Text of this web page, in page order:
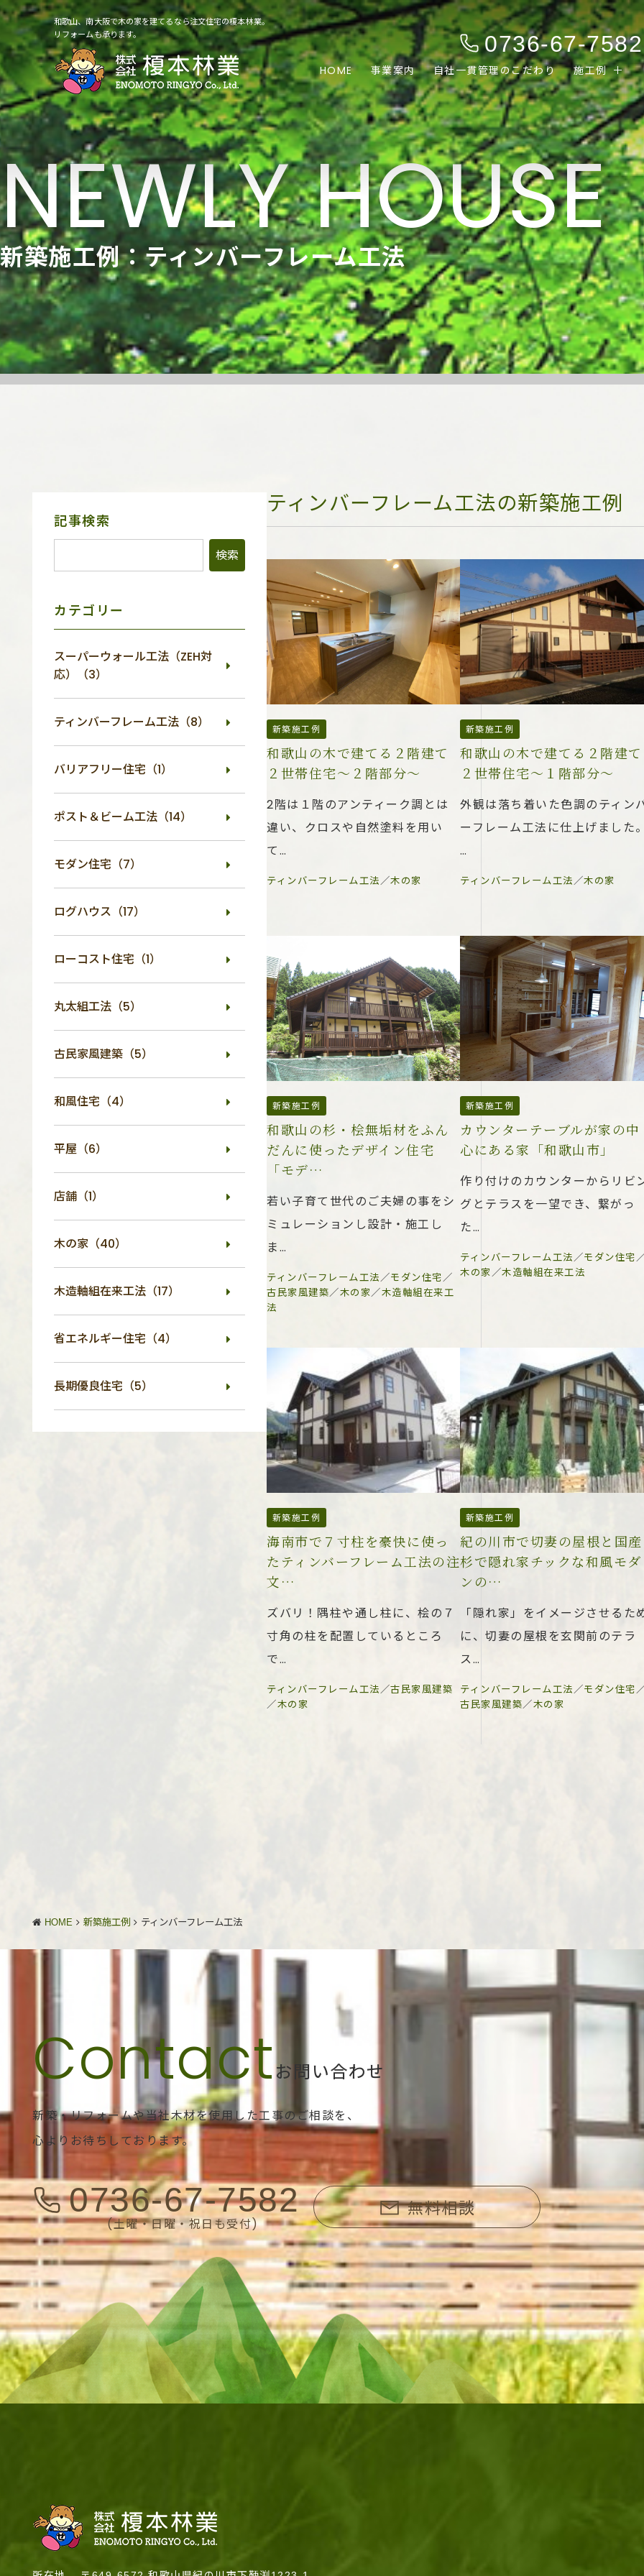
和歌山、南大阪で木の家を建てるなら注文住宅の榎本林業。
リフォームも承ります。
0736-67-7582
HOME 事業案内 自社一貫管理のこだわり 施工例
新築施工例：ティンバーフレーム工法
ティンバーフレーム工法の新築施工例
新築施工例
和歌山の木で建てる２階建て
２世帯住宅～２階部分～
2階は１階のアンティーク調とは
違い、クロスや自然塗料を用い
て…
ティンバーフレーム工法／木の家
新築施工例
和歌山の木で建てる２階建て
２世帯住宅～１階部分～
外観は落ち着いた色調のティン
ーフレーム工法に仕上げました
…
ティンバーフレーム工法／木の家
新築施工例
和歌山の杉・桧無垢材をふん
だんに使ったデザイン住宅
「モデ…
若い子育て世代のご夫婦の事をシ
ミュレーションし設計・施工し
ま…
ティンバーフレーム工法／モダン住宅／
古民家風建築／木の家／木造軸組在来工
法
新築施工例
カウンターテーブルが家の中
心にある家「和歌山市」
作り付けのカウンターからリビ
グとテラスを一望でき、繋がっ
た…
ティンバーフレーム工法／モダン住宅
木の家／木造軸組在来工法
新築施工例
海南市で７寸柱を豪快に使っ
たティンバーフレーム工法の注
文…
ズバリ！隅柱や通し柱に、桧の７
寸角の柱を配置しているところ
で…
ティンバーフレーム工法／古民家風建築
／木の家
新築施工例
紀の川市で切妻の屋根と国産
杉で隠れ家チックな和風モダ
ンの…
「隠れ家」をイメージさせるた
に、切妻の屋根を玄関前のテラ
ス…
ティンバーフレーム工法／モダン住宅
古民家風建築／木の家
サ
ニ
記事検索
カテゴリー
スーパーウォール工法（ZEH対
応）（3）
ティンバーフレーム工法（8）
バリアフリー住宅（1）
ポスト＆ビーム工法（14）
モダン住宅（7）
ログハウス（17）
ローコスト住宅（1）
丸太組工法（5）
古民家風建築（5）
和風住宅（4）
平屋（6）
店舗（1）
木の家（40）
木造軸組在来工法（17）
省エネルギー住宅（4）
長期優良住宅（5）
HOME 新築施工例 ティンバーフレーム工法
お問い合わせ
新築・リフォームや当社木材を使用した工事のご相談を、
心よりお待ちしております。
0736-67-7582
(土曜・日曜・祝日も受付)
無料相談